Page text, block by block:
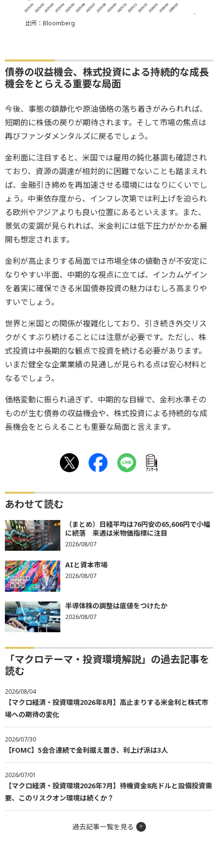
出所：Bloomberg
債券の収益機会、株式投資による持続的な成長
機会をとらえる重要な局面
今後、事態の鎮静化や原油価格の落ち着きがみられれば、
短期的に株価の戻りが期待されます。そして市場の焦点は
再びファンダメンタルズに戻るでしょう。
金利面に注目すると、米国では雇用の鈍化基調も確認され
ており、資源の調達が相対的に困難でないことも踏まえれ
ば、金融引き締めを再加速させる環境にはなりにくいでし
ょう。中東依存度から、インフレ次第では利上げを迫られ
る欧州やアジアよりも良い位置にあるといえます。また、
景気の変調が見られれば、米金利には低下圧力がかかる展
開も想定されます。
金利が高止まりする局面では市場全体の値動きが不安定に
なりやすい半面、中期的な視点に立てば、インカムゲイン
を着実に確保できる米国債券投資の魅力はむしろ高まりや
すいでしょう。
世界と米国との関係が複雑化しており、引き続き外交リス
クがくすぶり続けることには注意が必要です。ただし、株
式投資は中長期的な観点で投資を続ける必要があります。
いまだ健全な企業業績の見通しが見られる点は安心材料と
なるでしょう。
価格変動に振られ過ぎず、中期的な目線で、金利水準その
ものが生む債券の収益機会や、株式投資による持続的な成
長機会をとらえることも重要な局面と言えます。
ｱﾝｹｰﾄ
あわせて読む
（まとめ）日経平均は76円安の65,606円で小幅
に続落 来週は米物価指標に注目
2026/08/07
AIと資本市場
2026/08/07
半導体株の調整は底値をつけたか
2026/08/07
「マクロテーマ・投資環境解説」の過去記事を
読む
2026/08/04
【マクロ経済・投資環境2026年8月】高止まりする米金利と株式市
場への期待の変化
2026/07/30
【FOMC】5会合連続で金利据え置き、利上げ派は3人
2026/07/01
【マクロ経済・投資環境2026年7月】待機資金8兆ドルと設備投資需
要、このリスクオン環境は続くか？
過去記事一覧を見る